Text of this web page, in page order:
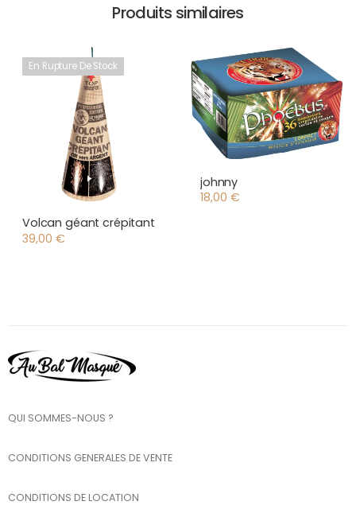
Produits similaires
En Rupture De Stock
Volcan géant crépitant
39,00 €
johnny
18,00 €
QUI SOMMES-NOUS ?
CONDITIONS GENERALES DE VENTE
CONDITIONS DE LOCATION